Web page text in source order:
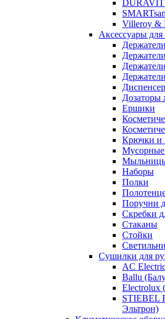
Villeroy &
Аксессуары
Дозаторы
Ершики
Крючки и
Мусорные
Наборы
Полки
Поручни
Скребки
Стаканы
Стойки
Сушилки для
AC
Ballu
Electrolux
STIEBEL
Эльтрон)